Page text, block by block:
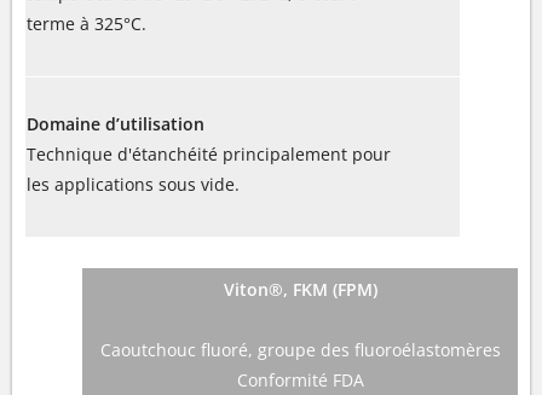
terme à 325°C.
Domaine d’utilisation
Technique d'étanchéité principalement pour
les applications sous vide.
Viton®, FKM (FPM)
Caoutchouc fluoré, groupe des fluoroélastomères
Conformité FDA